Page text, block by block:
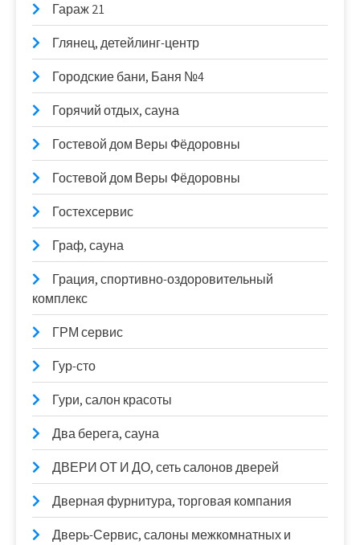
Гараж 21
Глянец, детейлинг-центр
Городские бани, Баня №4
Горячий отдых, сауна
Гостевой дом Веры Фёдоровны
Гостевой дом Веры Фёдоровны
Гостехсервис
Граф, сауна
Грация, спортивно-оздоровительный
комплекс
ГРМ сервис
Гур-сто
Гури, салон красоты
Два берега, сауна
ДВЕРИ ОТ И ДО, сеть салонов дверей
Дверная фурнитура, торговая компания
Дверь-Сервис, салоны межкомнатных и